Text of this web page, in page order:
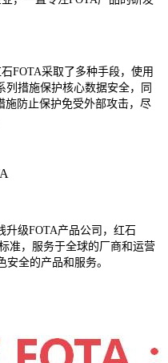
FOTA采取了多种手段，使用
列措施保护核心数据安全，同
施防止保护免受外部攻击，尽
升级FOTA产品公司，红石
准，服务于全球的厂商和运营
全的产品和服务。